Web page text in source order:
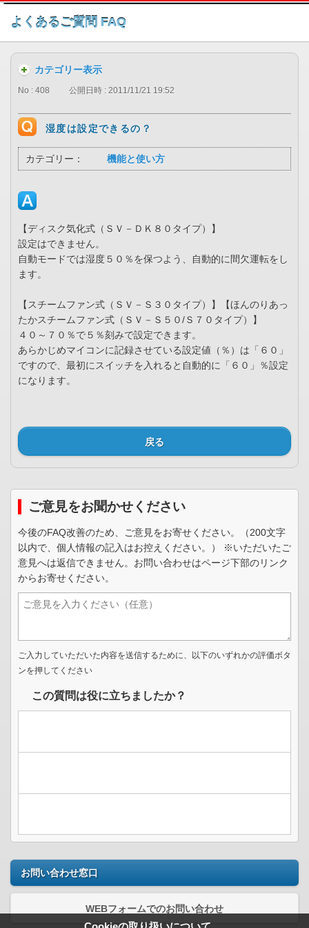
このページの本文へ
よくあるご質問 FAQ
カテゴリー表示
No : 408 公開日時 : 2011/11/21 19:52
湿度は設定できるの？
カテゴリー： 機能と使い方
【ディスク気化式（ＳＶ－ＤＫ８０タイプ）】
設定はできません。
自動モードでは湿度５０％を保つよう、自動的に間欠運転をし
ます。
【スチームファン式（ＳＶ－Ｓ３０タイプ）】【ほんのりあっ
たかスチームファン式（ＳＶ－Ｓ５０/Ｓ７０タイプ）】
４０～７０％で５％刻みで設定できます。
あらかじめマイコンに記録させている設定値（％）は「６０」
ですので、最初にスイッチを入れると自動的に「６０」％設定
になります。
戻る
ご意見をお聞かせください
今後のFAQ改善のため、ご意見をお寄せください。（200文字
以内で、個人情報の記入はお控えください。） ※いただいたご
意見へは返信できません。お問い合わせはページ下部のリンク
からお寄せください。
ご入力していただいた内容を送信するために、以下のいずれかの評価ボタ
ンを押してください
この質問は役に立ちましたか？
お問い合わせ窓口
WEBフォームでのお問い合わせ